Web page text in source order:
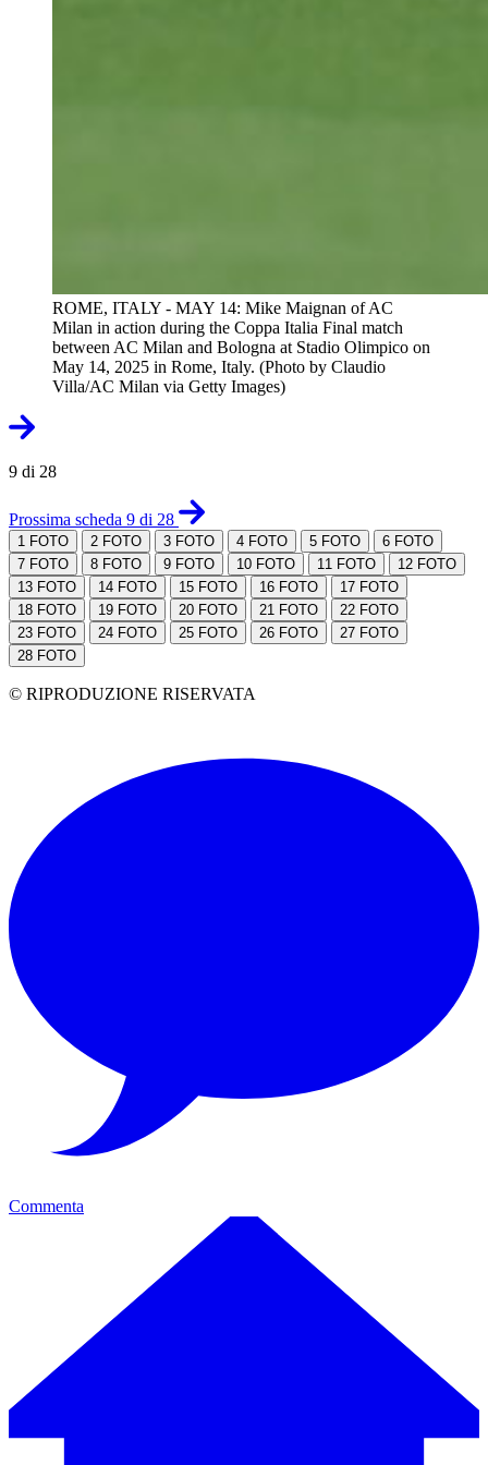
ROME, ITALY - MAY 14: Mike Maignan of AC
Milan in action during the Coppa Italia Final match
between AC Milan and Bologna at Stadio Olimpico on
May 14, 2025 in Rome, Italy. (Photo by Claudio
Villa/AC Milan via Getty Images)
9 di 28
Prossima scheda 9 di 28
1 FOTO 2 FOTO 3 FOTO 4 FOTO 5 FOTO 6 FOTO
7 FOTO 8 FOTO 9 FOTO 10 FOTO 11 FOTO 12 FOTO
13 FOTO 14 FOTO 15 FOTO 16 FOTO 17 FOTO
18 FOTO 19 FOTO 20 FOTO 21 FOTO 22 FOTO
23 FOTO 24 FOTO 25 FOTO 26 FOTO 27 FOTO
28 FOTO
© RIPRODUZIONE RISERVATA
Commenta